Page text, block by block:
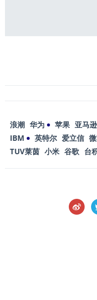
浪潮 华为 苹果 亚马
IBM
英特尔 爱立信
TUV莱茵 小米 谷歌 台